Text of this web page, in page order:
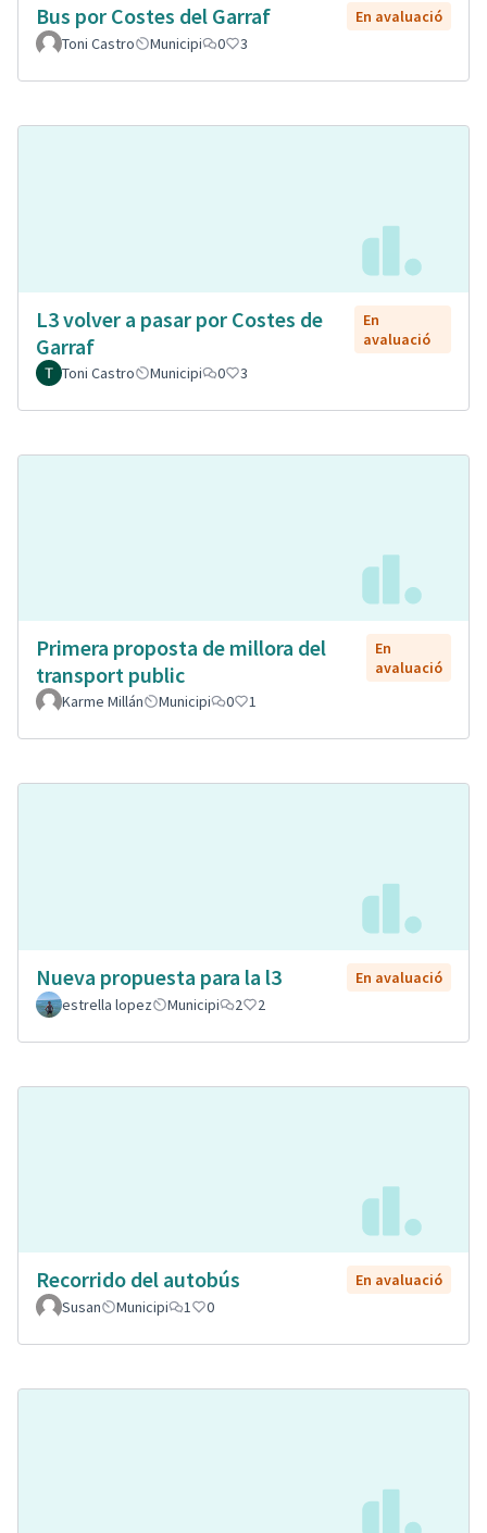
Bus por Costes del Garraf
En avaluació
Toni Castro
Municipi 0 3
L3 volver a pasar por Costes de
Garraf
En
avaluació
Toni Castro
Municipi 0 3
Primera proposta de millora del
transport public
En
avaluació
Karme Millán
Municipi 0 1
Nueva propuesta para la l3
En avaluació
estrella lopez
Municipi 2 2
Recorrido del autobús
En avaluació
Susan
Municipi 1 0